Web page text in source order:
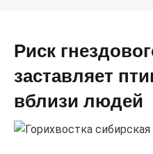
Риск
заставляет
вблизи людей